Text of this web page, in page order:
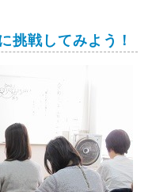
挑戦してみよう！